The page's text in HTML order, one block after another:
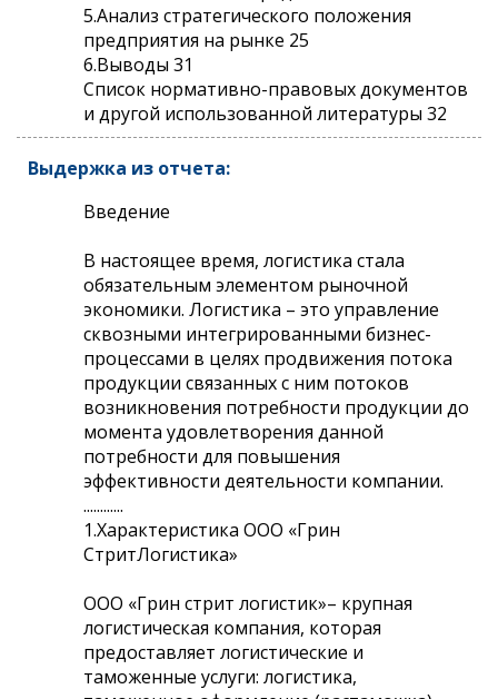
5.Анализ стратегического положения
предприятия на рынке 25
6.Выводы 31
Список нормативно-правовых документов
и другой использованной литературы 32
Выдержка из отчета:
Введение
В настоящее время, логистика стала
обязательным элементом рыночной
экономики. Логистика – это управление
сквозными интегрированными бизнес-
процессами в целях продвижения потока
продукции связанных с ним потоков
возникновения потребности продукции до
момента удовлетворения данной
потребности для повышения
эффективности деятельности компании.
............
1.Характеристика ООО «Грин
СтритЛогистика»
ООО «Грин стрит логистик»– крупная
логистическая компания, которая
предоставляет логистические и
таможенные услуги: логистика,